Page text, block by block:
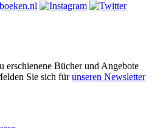
erschienene Bücher und Angebote
Sie sich fürunseren Newsletter